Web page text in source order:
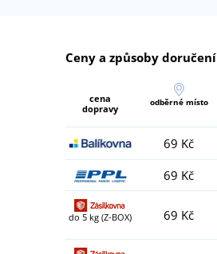
Ceny a způsoby doručení
cena
dopravy
odběrné místo
69 Kč
69 Kč
do 5 kg (Z-BOX) 69 Kč